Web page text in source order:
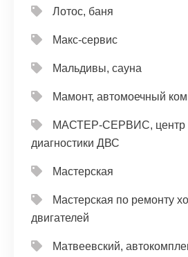
Лотос, баня
Макс-сервис
Мальдивы, сауна
Мамонт, автомоечный
МАСТЕР-СЕРВИС, центр
диагностики ДВС
Мастерская
Мастерская по ремонту
двигателей
Матвеевский,